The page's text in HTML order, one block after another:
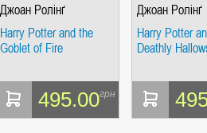
Джоан Ролінґ
Harry Potter and the
Goblet of Fire
495.00грн
Джоан Ролінґ
Harry Potter
Deathly